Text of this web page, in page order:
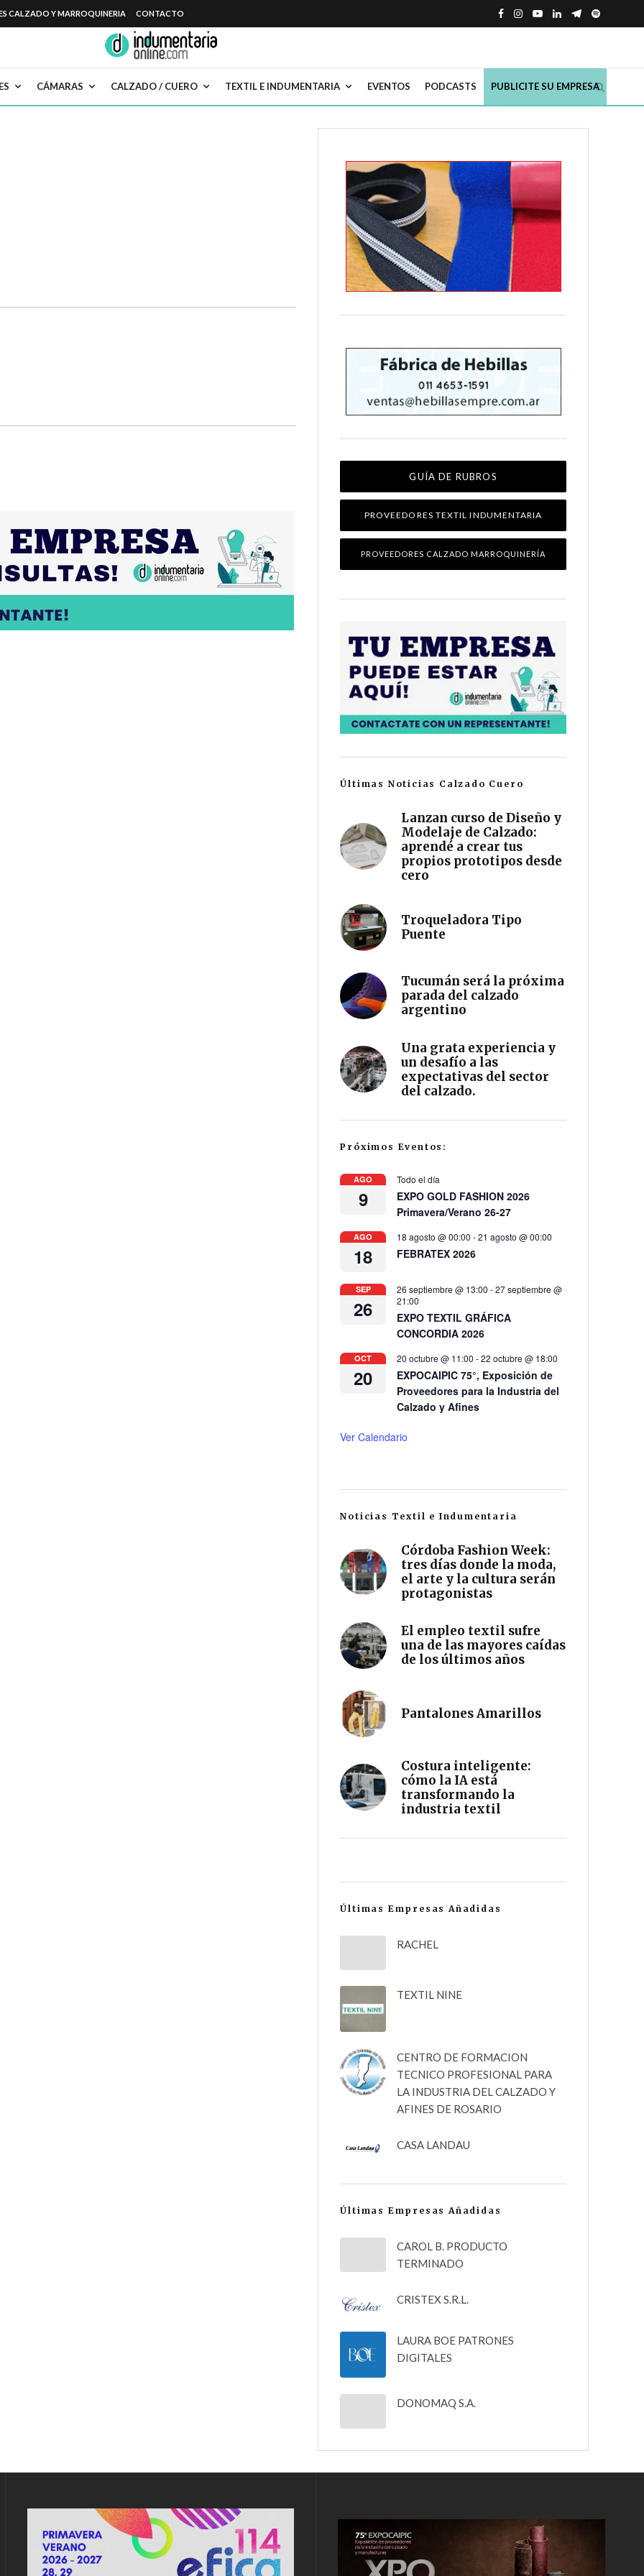
CALZADO Y MARROQUINERIA CONTACTO
CÁMARAS CALZADO / CUERO TEXTIL E INDUMENTARIA EVENTOS PODCASTS PUBLICITE SU EMPRESA
GUÍA DE RUBROS
PROVEEDORES TEXTIL INDUMENTARIA
PROVEEDORES CALZADO MARROQUINERÍA
Últimas Noticias Calzado Cuero
Lanzan curso de Diseño y
Modelaje de Calzado:
aprendé a crear tus
propios prototipos desde
cero
Troqueladora Tipo
Puente
Tucumán será la próxima
parada del calzado
argentino
Una grata experiencia y
un desafío a las
expectativas del sector
del calzado.
Próximos Eventos:
AGO
9
Todo el día
EXPO GOLD FASHION 2026
Primavera/Verano 26-27
AGO
18
18 agosto @ 00:00 -21 agosto @ 00:00
FEBRATEX 2026
SEP
26
26 septiembre @ 13:00 -27 septiembre @
21:00
EXPO TEXTIL GRÁFICA
CONCORDIA 2026
OCT
20
20 octubre @ 11:00 -22 octubre @ 18:00
EXPOCAIPIC 75°, Exposición de
Proveedores para la Industria del
Calzado y Afines
Ver Calendario
Noticias Textil e Indumentaria
Córdoba Fashion Week:
tres días donde la moda,
el arte y la cultura serán
protagonistas
El empleo textil sufre
una de las mayores caídas
de los últimos años
Pantalones Amarillos
Costura inteligente:
cómo la IA está
transformando la
industria textil
Últimas Empresas Añadidas
RACHEL
TEXTIL NINE
CENTRO DE FORMACION
TECNICO PROFESIONAL PARA
LA INDUSTRIA DEL CALZADO Y
AFINES DE ROSARIO
CASA LANDAU
Últimas Empresas Añadidas
CAROL B. PRODUCTO
TERMINADO
CRISTEX S.R.L.
LAURA BOE PATRONES
DIGITALES
DONOMAQ S.A.